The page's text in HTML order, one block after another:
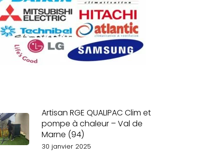
Artisan RGE QUALIPAC Clim et
pompe à chaleur – Val de
Marne (94)
30 janvier 2025